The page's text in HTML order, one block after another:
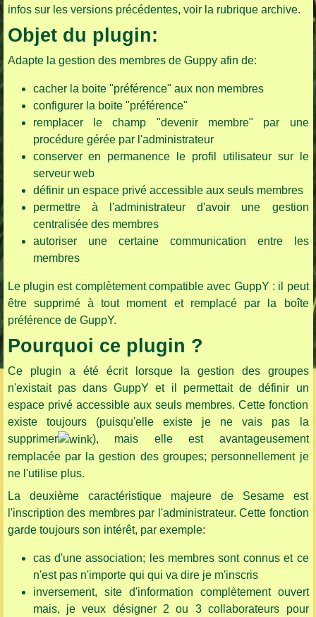
infos sur les versions précédentes, voir la rubrique archive.
Objet du plugin:
Adapte la gestion des membres de Guppy afin de:
cacher la boite "préférence" aux non membres
configurer la boite "préférence"
remplacer le champ "devenir membre" par une
procédure gérée par l'administrateur
conserver en permanence le profil utilisateur sur le
serveur web
définir un espace privé accessible aux seuls membres
permettre à l'administrateur d'avoir une gestion
centralisée des membres
autoriser une certaine communication entre les
membres
Le plugin est complètement compatible avec GuppY : il peut
être supprimé à tout moment et remplacé par la boîte
préférence de GuppY.
Pourquoi ce plugin ?
Ce plugin a été écrit lorsque la gestion des groupes
n'existait pas dans GuppY et il permettait de définir un
espace privé accessible aux seuls membres. Cette fonction
existe toujours (puisqu'elle existe je ne vais pas la
supprimer
), mais elle est avantageusement
remplacée par la gestion des groupes; personnellement je
ne l'utilise plus.
La deuxième caractéristique majeure de Sesame est
l'inscription des membres par l'administrateur. Cette fonction
garde toujours son intérêt, par exemple:
cas d'une association; les membres sont connus et ce
n'est pas n'importe qui qui va dire je m'inscris
inversement, site d'information complètement ouvert
mais, je veux désigner 2 ou 3 collaborateurs pour